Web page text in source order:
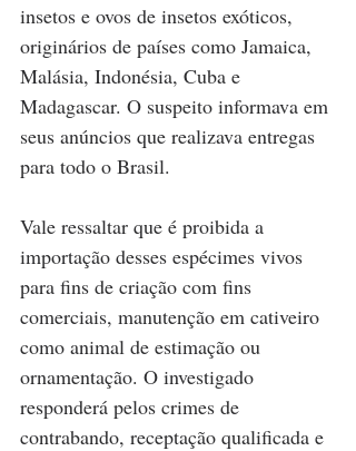
insetos e ovos de insetos exóticos,
originários de países como Jamaica,
Malásia, Indonésia, Cuba e
Madagascar. O suspeito informava em
seus anúncios que realizava entregas
para todo o Brasil.
Vale ressaltar que é proibida a
importação desses espécimes vivos
para fins de criação com fins
comerciais, manutenção em cativeiro
como animal de estimação ou
ornamentação. O investigado
responderá pelos crimes de
contrabando, receptação qualificada e